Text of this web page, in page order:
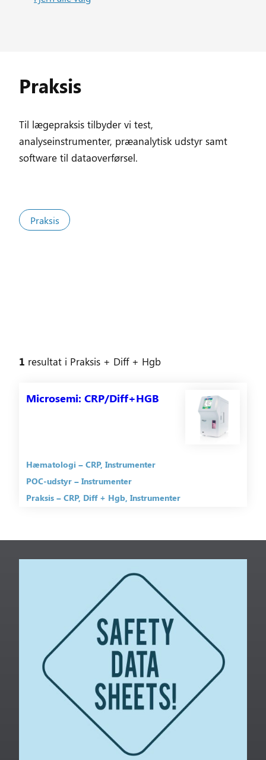
Praksis
Til lægepraksis tilbyder vi test,
analyseinstrumenter, præanalytisk udstyr samt
software til dataoverførsel.
Praksis
1 resultat i Praksis + Diff + Hgb
Microsemi: CRP/Diff+HGB
Hæmatologi CRP Instrumenter
POC-udstyr
Instrumenter
Praksis
CRP Diff + Hgb Instrumenter